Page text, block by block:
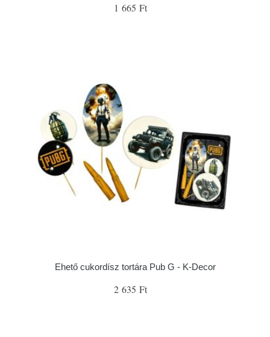
1 665 Ft
Ehető cukordísz tortára Pub G - K-Decor
2 635 Ft